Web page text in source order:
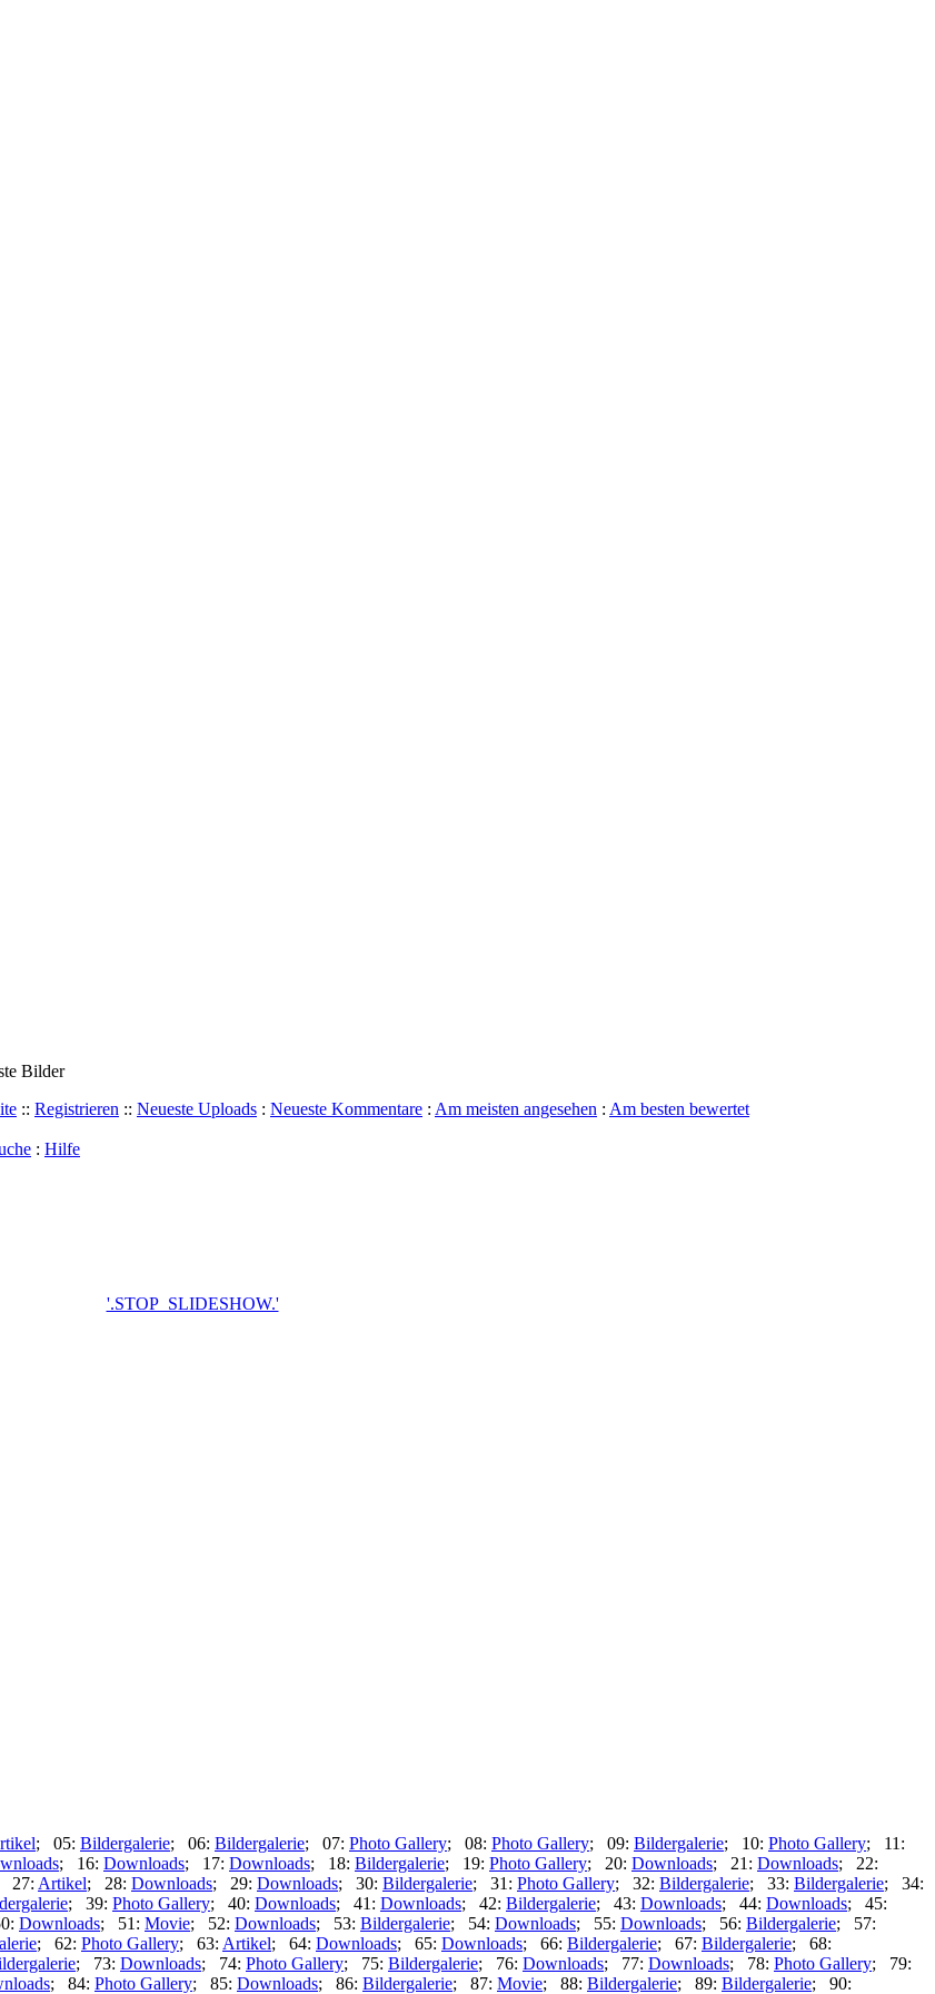
Bilder
:: Registrieren :: Neueste Uploads : Neueste Kommentare : Am meisten angesehen : Am besten bewertet
: Hilfe
'.STOP_SLIDESHOW.'
; 05: Bildergalerie; 06: Bildergalerie; 07: Photo Gallery; 08: Photo Gallery; 09: Bildergalerie; 10: Photo Gallery; 11:
; 16: Downloads; 17: Downloads; 18: Bildergalerie; 19: Photo Gallery; 20: Downloads; 21: Downloads; 22:
27: Artikel; 28: Downloads; 29: Downloads; 30: Bildergalerie; 31: Photo Gallery; 32: Bildergalerie; 33: Bildergalerie; 34:
; 39: Photo Gallery; 40: Downloads; 41: Downloads; 42: Bildergalerie; 43: Downloads; 44: Downloads; 45:
Downloads; 51: Movie; 52: Downloads; 53: Bildergalerie; 54: Downloads; 55: Downloads; 56: Bildergalerie; 57:
; 62: Photo Gallery; 63: Artikel; 64: Downloads; 65: Downloads; 66: Bildergalerie; 67: Bildergalerie; 68:
; 73: Downloads; 74: Photo Gallery; 75: Bildergalerie; 76: Downloads; 77: Downloads; 78: Photo Gallery; 79:
; 84: Photo Gallery; 85: Downloads; 86: Bildergalerie; 87: Movie; 88: Bildergalerie; 89: Bildergalerie; 90: